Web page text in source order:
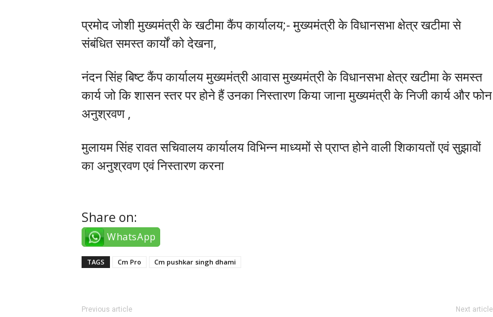
प्रमोद जोशी मुख्यमंत्री के खटीमा कैंप कार्यालय;- मुख्यमंत्री के विधानसभा क्षेत्र खटीमा से
संबंधित समस्त कार्यों को देखना,
नंदन सिंह बिष्ट कैंप कार्यालय मुख्यमंत्री आवास मुख्यमंत्री के विधानसभा क्षेत्र खटीमा के समस्त
कार्य जो कि शासन स्तर पर होने हैं उनका निस्तारण किया जाना मुख्यमंत्री के निजी कार्य और फोन
अनुश्रवण ,
मुलायम सिंह रावत सचिवालय कार्यालय विभिन्न माध्यमों से प्राप्त होने वाली शिकायतों एवं सुझावों
का अनुश्रवण एवं निस्तारण करना
Share on:
WhatsApp
TAGS Cm Pro Cm pushkar singh dhami
Previous article Next article